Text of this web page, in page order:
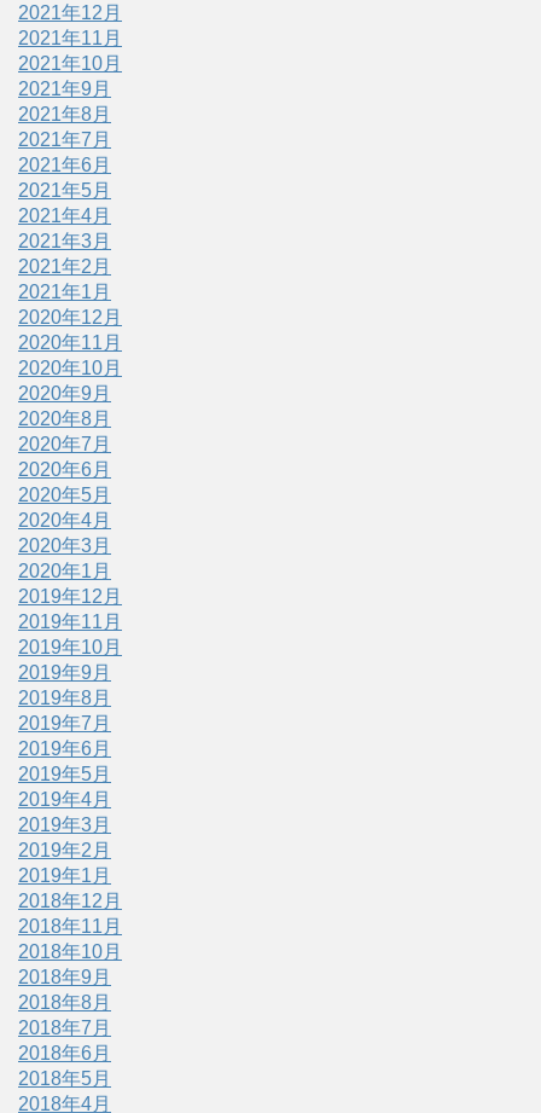
2021年12月
2021年11月
2021年10月
2021年9月
2021年8月
2021年7月
2021年6月
2021年5月
2021年4月
2021年3月
2021年2月
2021年1月
2020年12月
2020年11月
2020年10月
2020年9月
2020年8月
2020年7月
2020年6月
2020年5月
2020年4月
2020年3月
2020年1月
2019年12月
2019年11月
2019年10月
2019年9月
2019年8月
2019年7月
2019年6月
2019年5月
2019年4月
2019年3月
2019年2月
2019年1月
2018年12月
2018年11月
2018年10月
2018年9月
2018年8月
2018年7月
2018年6月
2018年5月
2018年4月